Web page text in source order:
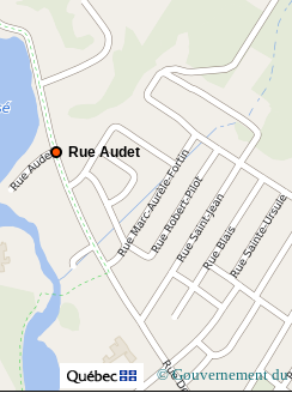
Rue Audet
© Gouvernement du